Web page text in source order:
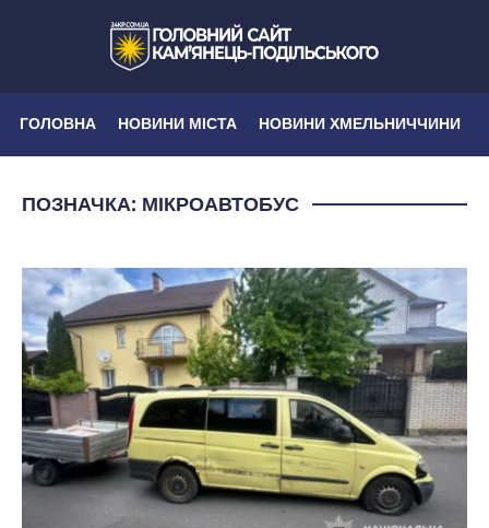
ГОЛОВНА НОВИНИ МІСТА НОВИНИ ХМЕЛЬНИЧЧИНИ
ПОЗНАЧКА: МІКРОАВТОБУС